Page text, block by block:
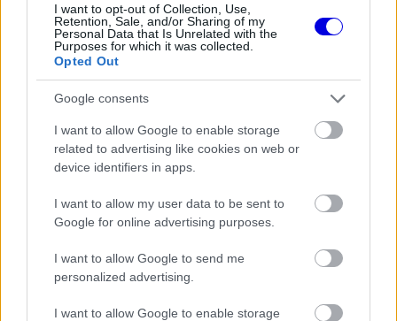
I want to opt-out of Collection, Use,
Retention, Sale, and/or Sharing of my
Personal Data that Is Unrelated with the
Purposes for which it was collected.
Opted Out
Google consents
I want to allow Google to enable storage
related to advertising like cookies on web or
device identifiers in apps.
I want to allow my user data to be sent to
Google for online advertising purposes.
I want to allow Google to send me
personalized advertising.
I want to allow Google to enable storage
FORMA-1
Francia hatalomátvételről
suttognak a Red Bullnál
FORMA-1
Ijesztő jelzés Spából, tényleg túl
FORMA-1
Sainz visszatérne a Red Bullhoz,
ahol a győzelemért harcolhatna